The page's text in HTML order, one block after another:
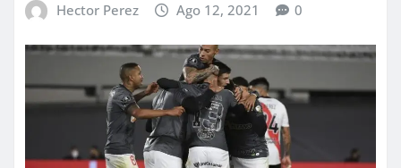
Hector Perez Ago 12, 2021 0